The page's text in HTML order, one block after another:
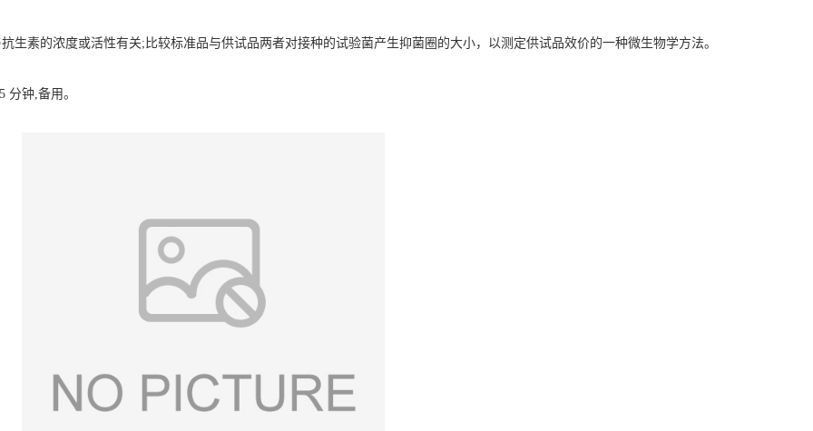
生素的浓度或活性有关;比较标准品与供试品两者对接种的试验菌产生抑菌圈的大小，以测定供试品效价的一种微生物学方法。
分钟,备用。